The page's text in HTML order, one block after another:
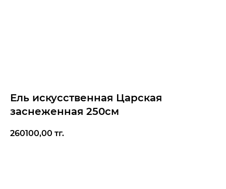
Ель искусственная Царская
заснеженная 250см
260100,00 тг.